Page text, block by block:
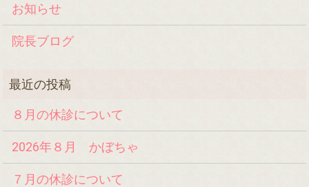
お知らせ
院長ブログ
８月の休診について
2026年８月 かぼちゃ
７月の休診について